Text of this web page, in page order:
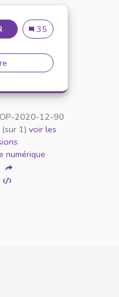
Un podcast pour
35
Un podcast pour
2020-12-90
(sur 1) voir les
numérique